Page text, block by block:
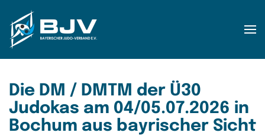
Zum Hauptinhalt springen
Die DM / DMTM der Ü30
Judokas am 04/05.07.2026 in
Bochum aus bayrischer Sicht